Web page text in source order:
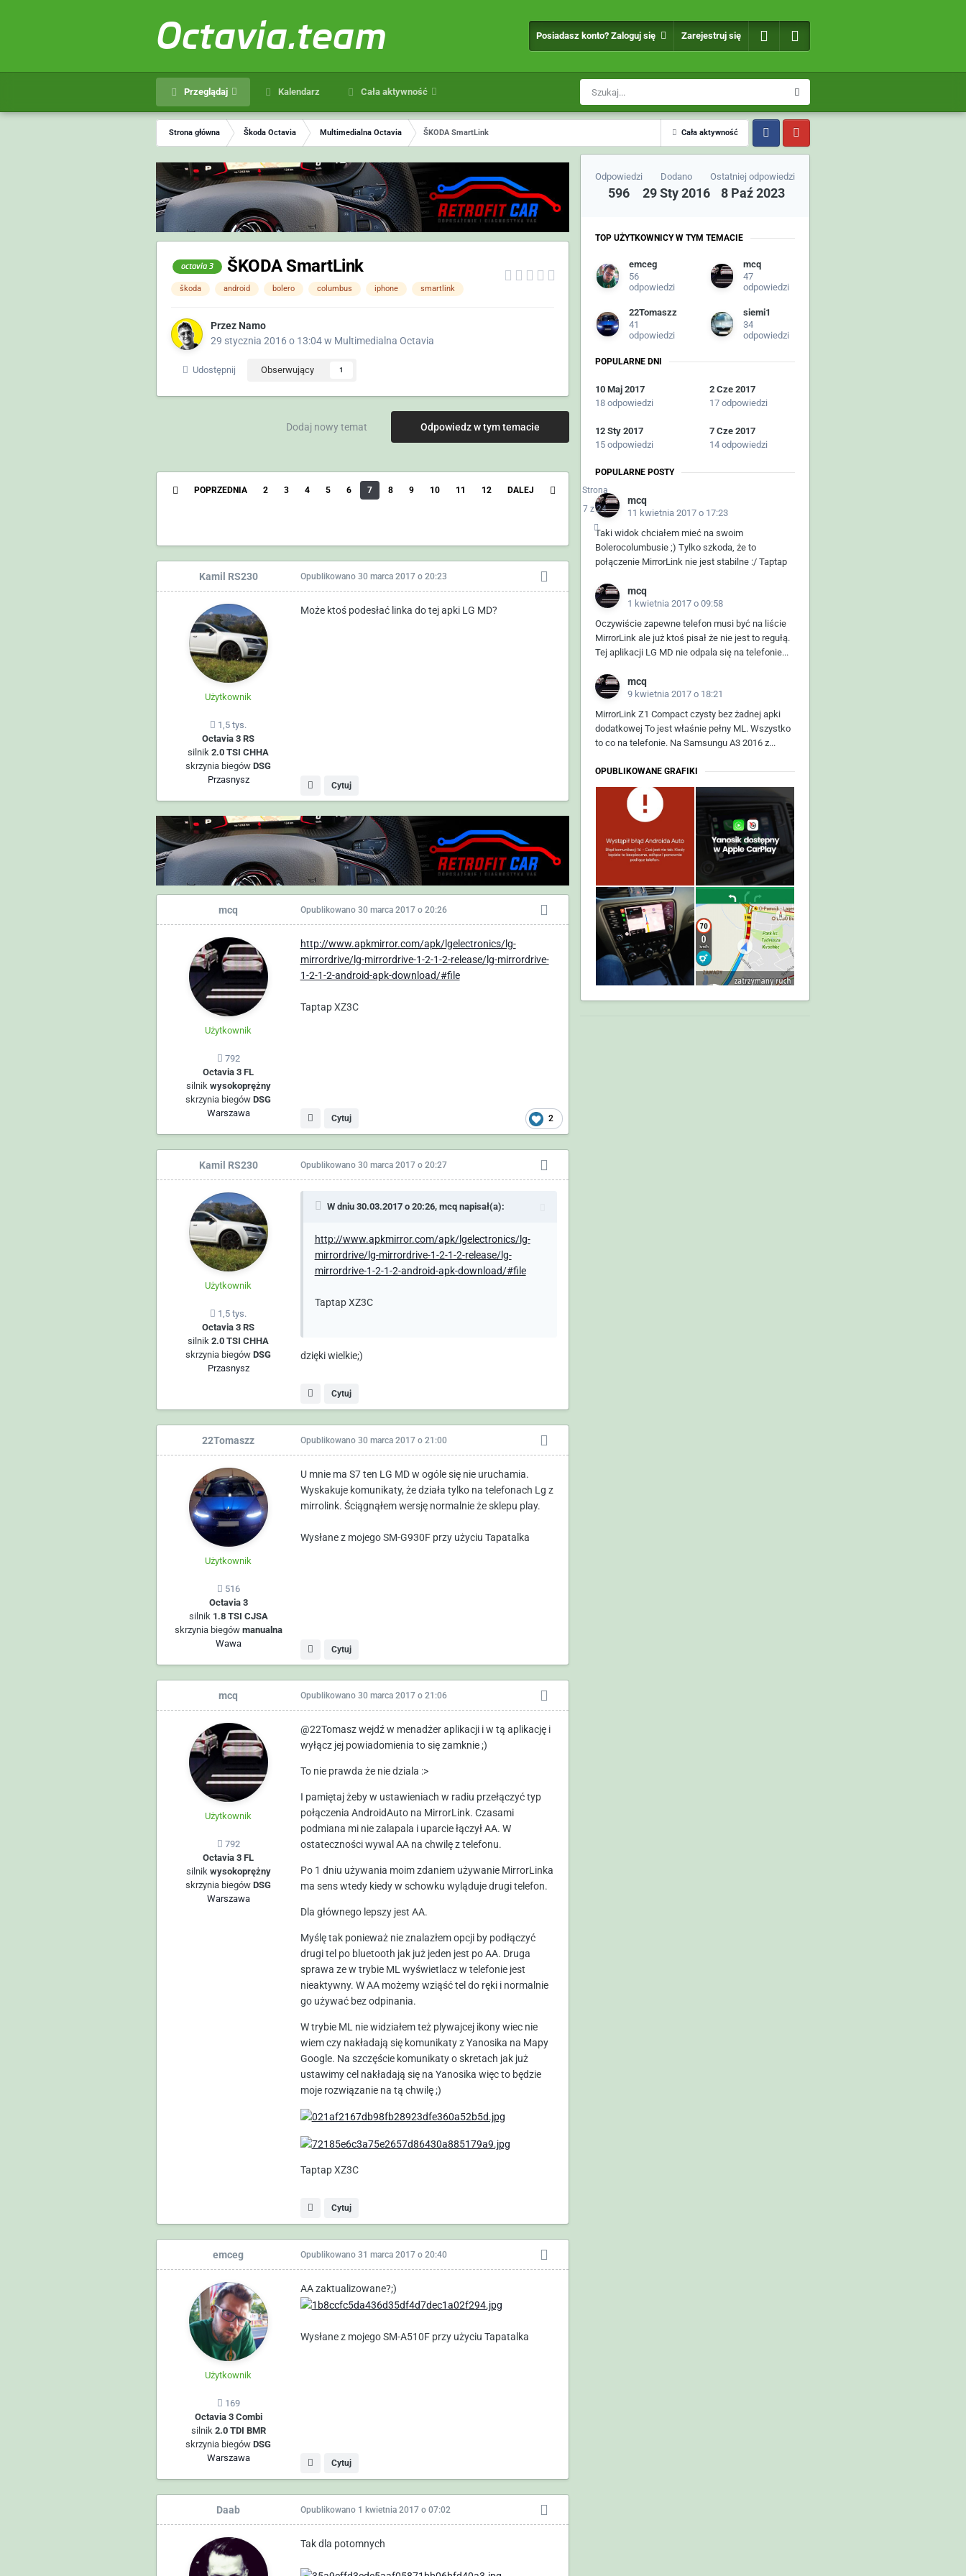
Octavia.team Posiadasz konto? Zaloguj się Zarejestruj się
Przeglądaj Kalendarz Cała aktywność
Cała aktywność
Strona główna Škoda Octavia Multimedialna Octavia ŠKODA SmartLink
octavia 3 ŠKODA SmartLink
škoda android bolero columbus iphone smartlink
Przez Namo
29 stycznia 2016 o 13:04w Multimedialna Octavia
Udostępnij Obserwujący 1
Odpowiedz w tym temacie
Dodaj nowy temat
POPRZEDNIA 2 3 4 5 6 7 8 9 10 11 12 DALEJ
Strona
7 z 24
Kamil RS230
Użytkownik
1,5 tys.
Octavia 3 RS
silnik2.0 TSI CHHA
skrzynia biegówDSG
Przasnysz
Opublikowano 30 marca 2017 o 20:23
Może ktoś podesłać linka do tej apki LG MD?
Cytuj
mcq
Użytkownik
792
Octavia 3 FL
silnik wysokoprężny
skrzynia biegówDSG
Warszawa
Opublikowano 30 marca 2017 o 20:26
http://www.apkmirror.com/apk/lgelectronics/lg-
mirrordrive/lg-mirrordrive-1-2-1-2-release/lg-mirrordrive-
1-2-1-2-android-apk-download/#file
Taptap XZ3C
2
Cytuj
Kamil RS230
Użytkownik
1,5 tys.
Octavia 3 RS
silnik2.0 TSI CHHA
skrzynia biegówDSG
Przasnysz
Opublikowano 30 marca 2017 o 20:27
W dniu 30.03.2017 o 20:26, mcqnapisał(a):
http://www.apkmirror.com/apk/lgelectronics/lg-
mirrordrive/lg-mirrordrive-1-2-1-2-release/lg-
mirrordrive-1-2-1-2-android-apk-download/#file
Taptap XZ3C
dzięki wielkie;)
Cytuj
22Tomaszz
Użytkownik
516
Octavia 3
silnik 1.8 TSI CJSA
skrzynia biegów manualna
Wawa
Opublikowano 30 marca 2017 o 21:00
U mnie ma S7 ten LG MD w ogóle się nie uruchamia.
Wyskakuje komunikaty, że działa tylko na telefonach Lg z
mirrolink. Ściągnąłem wersję normalnie że sklepu play.
Wysłane z mojego SM-G930F przy użyciu Tapatalka
Cytuj
mcq
Użytkownik
792
Octavia 3 FL
silnik wysokoprężny
skrzynia biegówDSG
Warszawa
Opublikowano 30 marca 2017 o 21:06
@22Tomasz wejdź w menadżer aplikacji i w tą aplikację i
wyłącz jej powiadomienia to się zamknie ;)
To nie prawda że nie dziala :>
I pamiętaj żeby w ustawieniach w radiu przełączyć typ
połączenia AndroidAuto na MirrorLink. Czasami
podmiana mi nie zalapala i uparcie łączył AA. W
ostateczności wywal AA na chwilę z telefonu.
Po 1 dniu używania moim zdaniem używanie MirrorLinka
ma sens wtedy kiedy w schowku wyląduje drugi telefon.
Dla głównego lepszy jest AA.
Myślę tak ponieważ nie znalazłem opcji by podłączyć
drugi tel po bluetooth jak już jeden jest po AA. Druga
sprawa ze w trybie ML wyświetlacz w telefonie jest
nieaktywny. W AA możemy wziąść tel do ręki i normalnie
go używać bez odpinania.
W trybie ML nie widziałem też plywajcej ikony wiec nie
wiem czy nakładają się komunikaty z Yanosika na Mapy
Google. Na szczęście komunikaty o skretach jak już
ustawimy cel nakładają się na Yanosika więc to będzie
moje rozwiązanie na tą chwilę ;)
Taptap XZ3C
Cytuj
emceg
Użytkownik
169
Octavia 3 Combi
silnik 2.0 TDI BMR
skrzynia biegówDSG
Warszawa
Opublikowano 31 marca 2017 o 20:40
AA zaktualizowane?;)
Wysłane z mojego SM-A510F przy użyciu Tapatalka
Cytuj
Daab Opublikowano 1 kwietnia 2017 o 07:02
Tak dla potomnych
Odpowiedzi
596
Dodano
29 Sty 2016
Ostatniej odpowiedzi
8 Paź 2023
TOP UŻYTKOWNICY W TYM TEMACIE
emceg
56
odpowiedzi
mcq
47
odpowiedzi
22Tomaszz
41
odpowiedzi
siemi1
34
odpowiedzi
POPULARNE DNI
10 Maj 2017
18 odpowiedzi
2 Cze 2017
17 odpowiedzi
12 Sty 2017
15 odpowiedzi
7 Cze 2017
14 odpowiedzi
POPULARNE POSTY
mcq
11 kwietnia 2017 o 17:23
Taki widok chciałem mieć na swoim
Bolerocolumbusie ;) Tylko szkoda, że to
połączenie MirrorLink nie jest stabilne :/ Taptap
mcq
1 kwietnia 2017 o 09:58
Oczywiście zapewne telefon musi być na liście
MirrorLink ale już ktoś pisał że nie jest to regułą.
Tej aplikacji LG MD nie odpala się na telefonie...
mcq
9 kwietnia 2017 o 18:21
MirrorLink Z1 Compact czysty bez żadnej apki
dodatkowej To jest właśnie pełny ML. Wszystko
to co na telefonie. Na Samsungu A3 2016 z...
OPUBLIKOWANE GRAFIKI